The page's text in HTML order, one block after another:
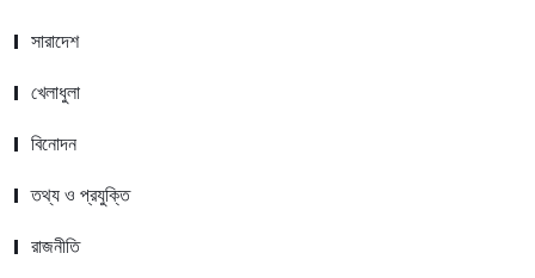
সারাদেশ
খেলাধুলা
বিনোদন
তথ্য ও প্রযুক্তি
রাজনীতি